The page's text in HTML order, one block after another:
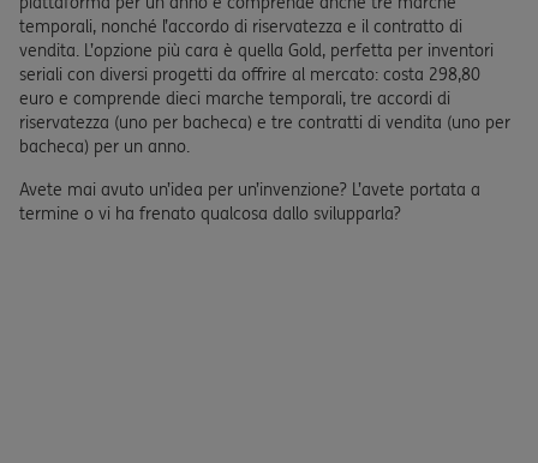
temporali, nonché l’accordo di riservatezza e il contratto di
vendita. L’opzione più cara è quella Gold, perfetta per inventori
seriali con diversi progetti da offrire al mercato: costa 298,80
euro e comprende dieci marche temporali, tre accordi di
riservatezza (uno per bacheca) e tre contratti di vendita (uno per
bacheca) per un anno.
Avete mai avuto un’idea per un’invenzione? L’avete portata a
termine o vi ha frenato qualcosa dallo svilupparla?